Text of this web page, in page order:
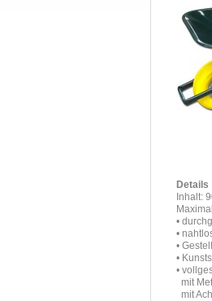
Details
Inhalt:
•
•
•
•
•
mit
mit